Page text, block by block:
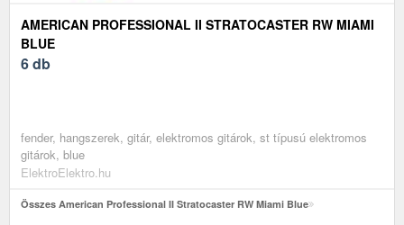
AMERICAN PROFESSIONAL II STRATOCASTER RW MIAMI
BLUE
6 db
fender, hangszerek, gitár, elektromos gitárok, st típusú elektromos
gitárok, blue
ElektroElektro.hu
Összes American Professional II Stratocaster RW Miami Blue